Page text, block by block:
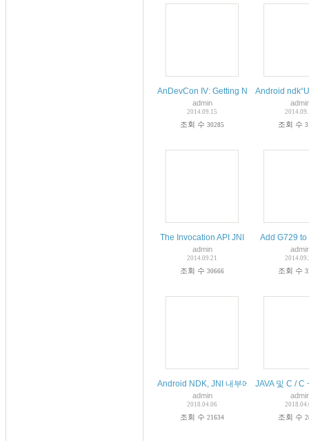
AnDevCon IV: Getting Native with NDK
admin
2014.09.15
조회 수 30285
Android
조회 수
The Invocation API JNI
admin
2014.09.21
조회 수 30666
Add G729
조회 수
Android NDK, JNI 내부에서 HTTP 통신
admin
2018.04.06
조회 수 21634
JAVA 및 C / C
조회 수